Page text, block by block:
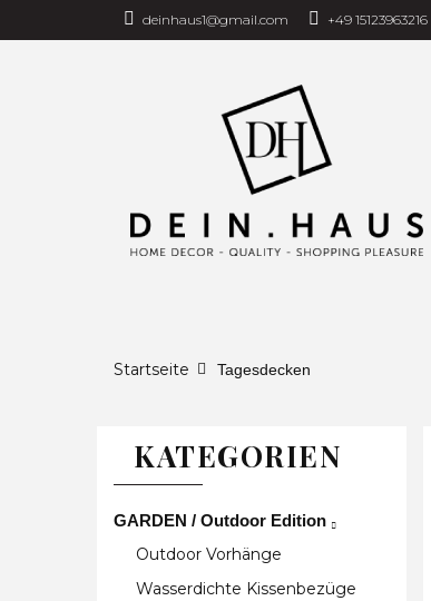
deinhaus1@gmail.com +49 15123963216
Über uns
Startseite Tagesdecken
KATEGORIEN
GARDEN / Outdoor Edition
Outdoor Vorhänge
Wasserdichte Kissenbezüge